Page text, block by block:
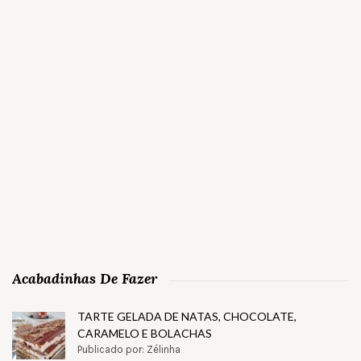
Acabadinhas De Fazer
TARTE GELADA DE NATAS, CHOCOLATE,
CARAMELO E BOLACHAS
Publicado por: Zélinha